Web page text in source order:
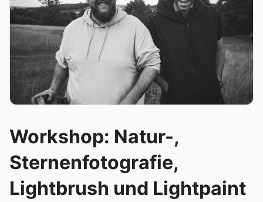
Workshop: Natur-,
Sternenfotografie,
Lightbrush und Lightpaint